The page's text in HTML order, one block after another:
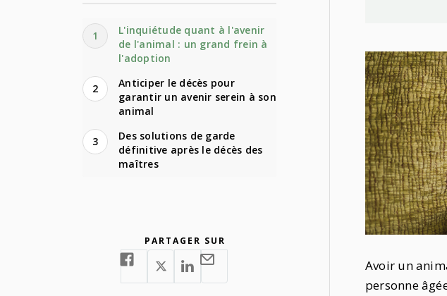
1
L'inquiétude quant à l'avenir
de l'animal : un grand frein à
l'adoption
2
Anticiper le décès pour
garantir un avenir serein à son
animal
3
Des solutions de garde
définitive après le décès des
maîtres
PARTAGER SUR
Avoir un
personne